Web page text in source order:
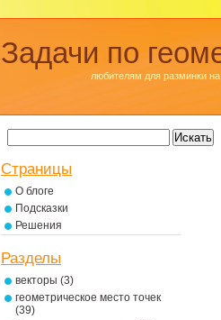
Задачи по
любителям для разминки на
Страницы
О блоге
Подсказки
Решения
Разделы
векторы (3)
геометрическое место точек
(39)